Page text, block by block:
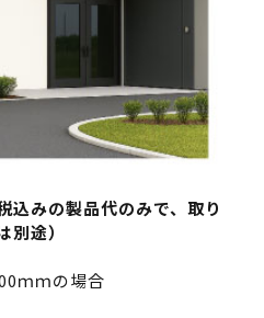
みの製品代のみで、取り
途）
ｍｍの場合